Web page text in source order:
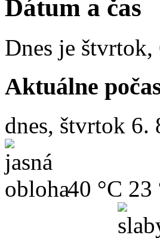
Dátum a čas
Dnes je štvrtok,
Aktuálne
dnes, štvrtok 6.
40 °C 23